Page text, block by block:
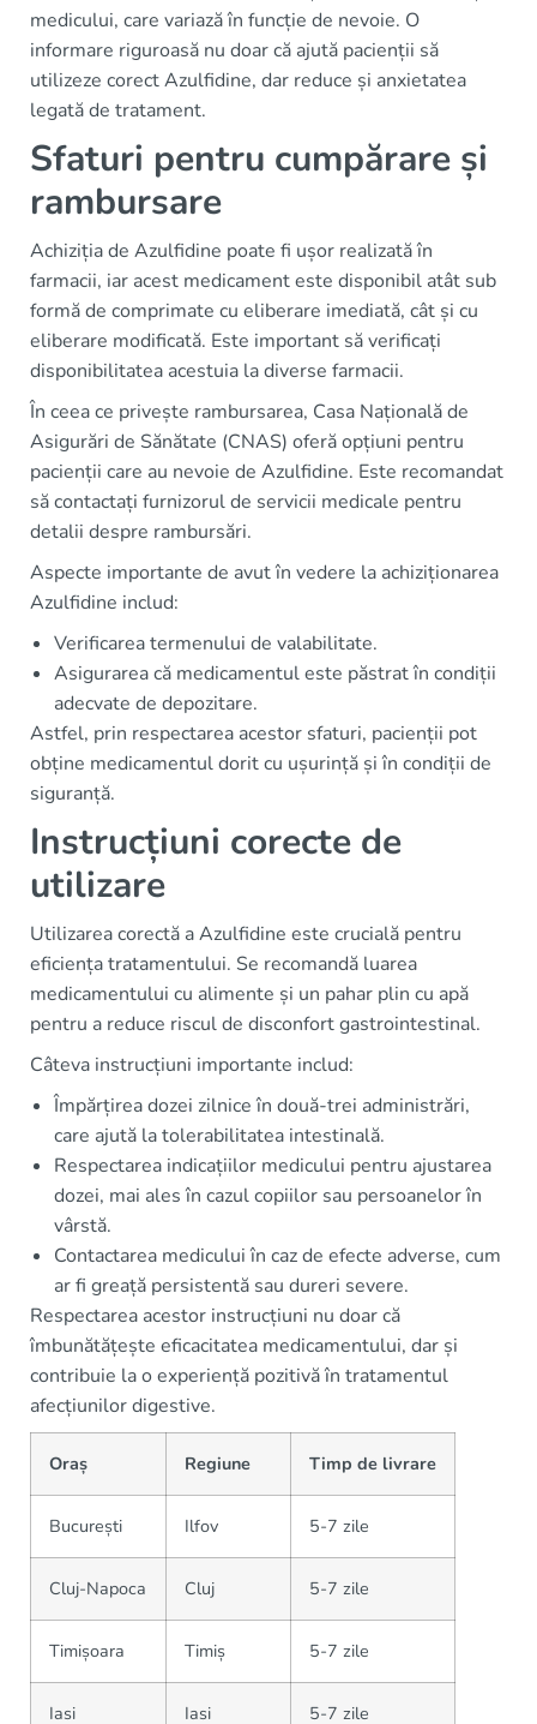
medicului, care variază în funcție de nevoie. O
informare riguroasă nu doar că ajută pacienții să
utilizeze corect Azulfidine, dar reduce și anxietatea
legată de tratament.
Sfaturi pentru cumpărare și
rambursare
Achiziția de Azulfidine poate fi ușor realizată în
farmacii, iar acest medicament este disponibil atât sub
formă de comprimate cu eliberare imediată, cât și cu
eliberare modificată. Este important să verificați
disponibilitatea acestuia la diverse farmacii.
În ceea ce privește rambursarea, Casa Națională de
Asigurări de Sănătate (CNAS) oferă opțiuni pentru
pacienții care au nevoie de Azulfidine. Este recomandat
să contactați furnizorul de servicii medicale pentru
detalii despre rambursări.
Aspecte importante de avut în vedere la achiziționarea
Azulfidine includ:
Verificarea termenului de valabilitate.
Asigurarea că medicamentul este păstrat în condiții
adecvate de depozitare.
Astfel, prin respectarea acestor sfaturi, pacienții pot
obține medicamentul dorit cu ușurință și în condiții de
siguranță.
Instrucțiuni corecte de
utilizare
Utilizarea corectă a Azulfidine este crucială pentru
eficiența tratamentului. Se recomandă luarea
medicamentului cu alimente și un pahar plin cu apă
pentru a reduce riscul de disconfort gastrointestinal.
Câteva instrucțiuni importante includ:
Împărțirea dozei zilnice în două-trei administrări,
care ajută la tolerabilitatea intestinală.
Respectarea indicațiilor medicului pentru ajustarea
dozei, mai ales în cazul copiilor sau persoanelor în
vârstă.
Contactarea medicului în caz de efecte adverse, cum
ar fi greață persistentă sau dureri severe.
Respectarea acestor instrucțiuni nu doar că
îmbunătățește eficacitatea medicamentului, dar și
contribuie la o experiență pozitivă în tratamentul
afecțiunilor digestive.
Oraș Regiune Timp de livrare
București Ilfov 5-7 zile
Cluj-Napoca Cluj 5-7 zile
Timișoara Timiș 5-7 zile
Iasi Iasi 5-7 zile